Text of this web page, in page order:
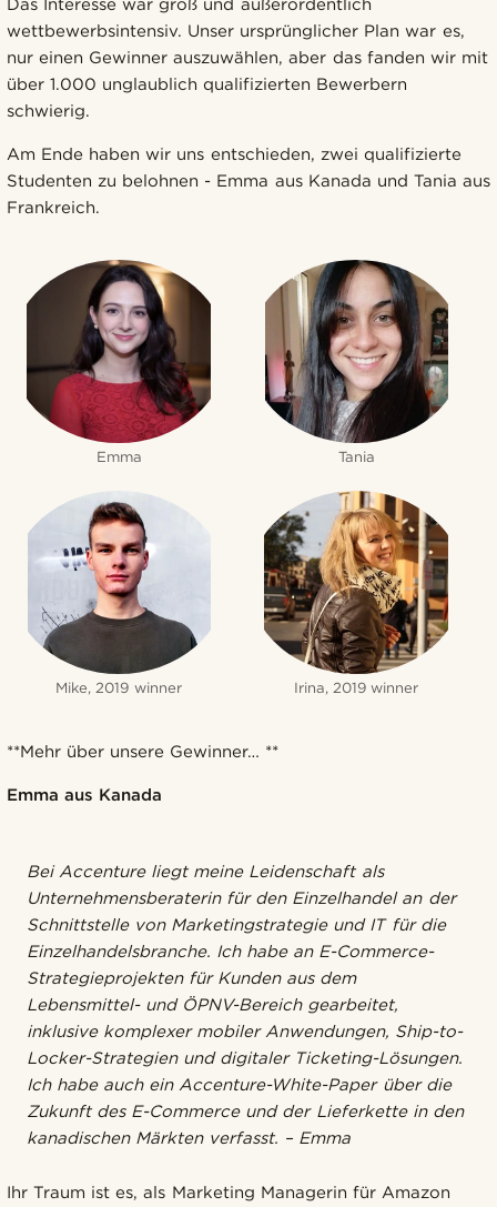
Das Interesse war groß und außerordentlich
wettbewerbsintensiv. Unser ursprünglicher Plan war es,
nur einen Gewinner auszuwählen, aber das fanden wir mit
über 1.000 unglaublich qualifizierten Bewerbern
schwierig.
Am Ende haben wir uns entschieden, zwei qualifizierte
Studenten zu belohnen - Emma aus Kanada und Tania aus
Frankreich.
Emma Tania
Mike, 2019 winner Irina, 2019 winner
**Mehr über unsere Gewinner… **
Emma aus Kanada
Bei Accenture liegt meine Leidenschaft als
Unternehmensberaterin für den Einzelhandel an der
Schnittstelle von Marketingstrategie und IT für die
Einzelhandelsbranche. Ich habe an E-Commerce-
Strategieprojekten für Kunden aus dem
Lebensmittel- und ÖPNV-Bereich gearbeitet,
inklusive komplexer mobiler Anwendungen, Ship-to-
Locker-Strategien und digitaler Ticketing-Lösungen.
Ich habe auch ein Accenture-White-Paper über die
Zukunft des E-Commerce und der Lieferkette in den
kanadischen Märkten verfasst. – Emma
Ihr Traum ist es, als Marketing Managerin für Amazon